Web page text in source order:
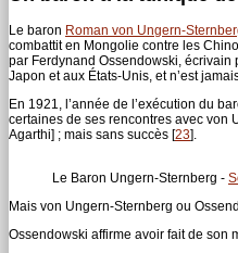
Le baron Roman von Ungern-
combattit en Mongolie contre les
par Ferdynand Ossendowski,
Japon et aux États-Unis, et n’est
En 1921, l’année de l’exécution du
certaines de ses rencontres avec von
Agarthi] ; mais sans succès [23].
Le Baron Ungern-Sternberg -
Mais von Ungern-Sternberg ou
Ossendowski affirme avoir fait de son